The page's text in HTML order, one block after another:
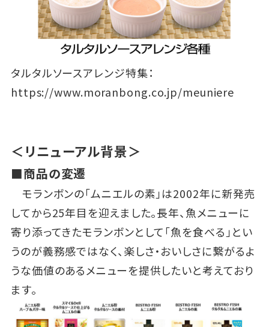
タルタルソースアレンジ特集：
https://www.moranbong.co.jp/meuniere
＜リニューアル背景＞
■商品の変遷
モランボンの「ムニエルの素」は2002年に新発売
してから25年目を迎えました。長年、魚メニューに
寄り添ってきたモランボンとして「魚を食べる」とい
うのが義務感ではなく、楽しさ・おいしさに繋がるよ
うな価値のあるメニューを提供したいと考えており
ます。